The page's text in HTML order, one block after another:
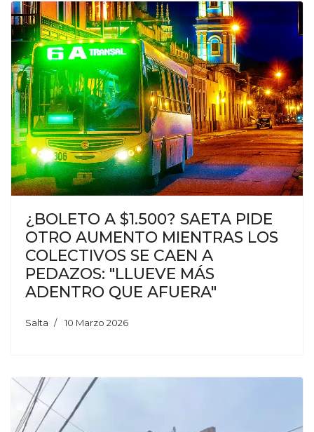
¿BOLETO A $1.500? SAETA PIDE
OTRO AUMENTO MIENTRAS LOS
COLECTIVOS SE CAEN A
PEDAZOS: "LLUEVE MÁS
ADENTRO QUE AFUERA"
Salta 10 Marzo 2026